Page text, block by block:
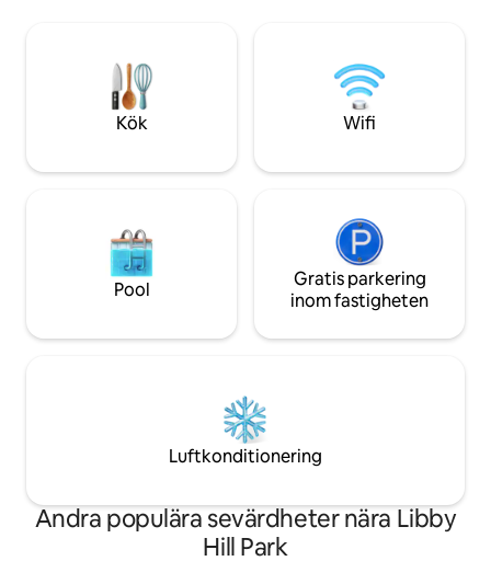
Slappna av i din privata bubbelpool, vid
lägerelden och i det avskärmade
paviljongen. Tält med luftkonditionering,
wifi och belysning. Enkel parkering.
integritet, vilket
och lugn vistelse.
Kök Wifi
Pool
Gratis parkering
inom fastigheten
Luftkonditionering
Andra populära sevärdheter nära Libby
Hill Park